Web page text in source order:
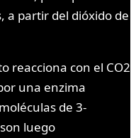
a partir del dióxido de
reacciona con el CO2
una enzima
de 3-
luego